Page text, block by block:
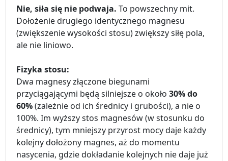
Nie, siła się nie podwaja. To powszechny mit.
Dołożenie drugiego identycznego magnesu
(zwiększenie wysokości stosu) zwiększy siłę pola,
ale nie liniowo.
Fizyka stosu:
Dwa magnesy złączone biegunami
przyciągającymi będą silniejsze o około 30% do
60%(zależnie od ich średnicy i grubości), a nie o
100%. Im wyższy stos magnesów (w stosunku do
średnicy), tym mniejszy przyrost mocy daje każdy
kolejny dołożony magnes, aż do momentu
nasycenia, gdzie dokładanie kolejnych nie daje już